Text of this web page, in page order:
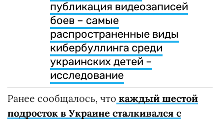
публикация видеозаписей
боев – самые
распространенные виды
кибербуллинга среди
украинских детей –
исследование
Ранее сообщалось, что каждый шестой
подросток в Украине сталкивался с